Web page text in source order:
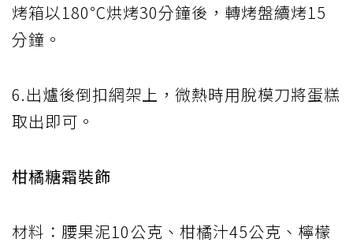
烤箱以180℃烘烤30分鐘後，轉烤盤續烤15
分鐘。
6.出爐後倒扣網架上，微熱時用脫模刀將蛋糕
取出即可。
柑橘糖霜裝飾
材料：腰果泥10公克、柑橘汁45公克、檸檬